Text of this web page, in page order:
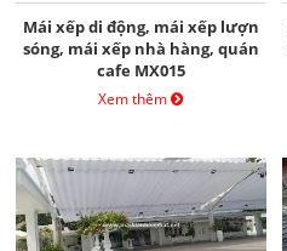
Mái xếp di động, mái xếp lượn
sóng, mái xếp nhà hàng, quán
cafe MX015
Xem thêm